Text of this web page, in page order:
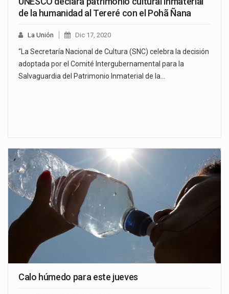
de la humanidad al Tereré con el Pohã Ñana
La Unión Dic 17, 2020
“La Secretaría Nacional de Cultura (SNC) celebra la decisión
adoptada por el Comité Intergubernamental para la
Salvaguardia del Patrimonio Inmaterial de la…
Calo húmedo para este jueves